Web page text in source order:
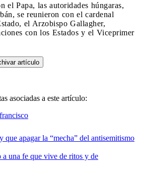
el Papa, las autoridades húngaras,
se reunieron con el cardenal
el Arzobispo Gallagher,
con los Estados y el Viceprimer
artículo
asociadas a este artículo:
que apagar la “mecha” del antisemitismo
a una fe que vive de ritos y de